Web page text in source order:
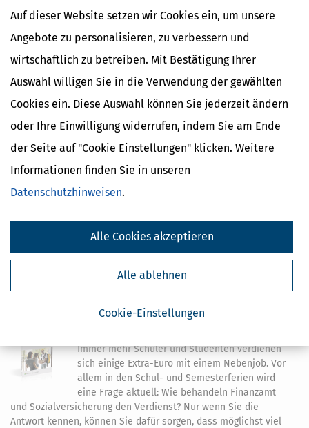
Auf dieser Website setzen wir Cookies ein, um unsere
Angebote zu personalisieren, zu verbessern und
wirtschaftlich zu betreiben. Mit Bestätigung Ihrer
Auswahl willigen Sie in die Verwendung der gewählten
Cookies ein. Diese Auswahl können Sie jederzeit ändern
oder Ihre Einwilligung widerrufen, indem Sie am Ende
der Seite auf "Cookie Einstellungen" klicken. Weitere
Informationen finden Sie in unseren
Datenschutzhinweisen.
Cookie-Einstellungen
Alle ablehnen
Alle Cookies akzeptieren
10,99 €
Bewertung:
Minderjährige Kinder: Kindergeld und
Steuervorteile für Eltern
Die Geburt eines Kindes verändert das Leben
der Eltern komplett - auch in steuerlicher
Hinsicht. Das Kindergeld ist der wichtigste
Bestandteil der steuerlichen Förderung bei minderjährigen
Kindern. Für welche Kinder Sie Kindergeld bekommen, Höhe und
12,99 €
Immer mehr Schüler und Studenten verdienen
sich einige Extra-Euro mit einem Nebenjob. Vor
allem in den Schul- und Semesterferien wird
eine Frage aktuell: Wie behandeln Finanzamt
und Sozialversicherung den Verdienst? Nur wenn Sie die
Antwort kennen, können Sie dafür sorgen, dass möglichst viel